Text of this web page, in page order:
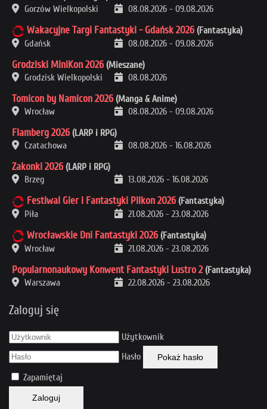
Gorzów Wielkopolski
08.08.2026 - 09.08.2026
Wakacyjne Targi Fantastyki - Gdańsk 2026 (Fantastyka)
Gdańsk
08.08.2026 - 09.08.2026
Grodziski MiniKon 2026 (Mieszane)
Grodzisk Wielkopolski
08.08.2026
Tomicon by Namicon 2026 (Manga & Anime)
Wrocław
08.08.2026 - 09.08.2026
Flamberg 2026 (LARP i RPG)
Czatachowa
08.08.2026 - 16.08.2026
Zakonki 2026 (LARP i RPG)
Brzeg
13.08.2026 - 16.08.2026
Festiwal Gier i Fantastyki Pilkon 2026 (Fantastyka)
Piła
21.08.2026 - 23.08.2026
Wrocławskie Dni Fantastyki 2026 (Fantastyka)
Wrocław
21.08.2026 - 23.08.2026
Popularnonaukowy Konwent Fantastyki Lustro 2 (Fantastyka)
Warszawa
22.08.2026 - 23.08.2026
Zaloguj się
Użytkownik
Hasło
Pokaż hasło
Zapamiętaj
Zaloguj